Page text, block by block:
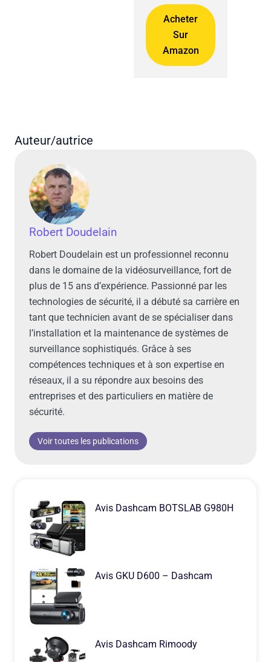
Acheter
Sur
Amazon
Auteur/autrice
Robert Doudelain
Robert Doudelain est un professionnel reconnu
dans le domaine de la vidéosurveillance, fort de
plus de 15 ans d’expérience. Passionné par les
technologies de sécurité, il a débuté sa carrière en
tant que technicien avant de se spécialiser dans
l’installation et la maintenance de systèmes de
surveillance sophistiqués. Grâce à ses
compétences techniques et à son expertise en
réseaux, il a su répondre aux besoins des
entreprises et des particuliers en matière de
sécurité.
Voir toutes les publications
Avis Dashcam BOTSLAB G980H
Avis GKU D600 – Dashcam
Avis Dashcam Rimoody